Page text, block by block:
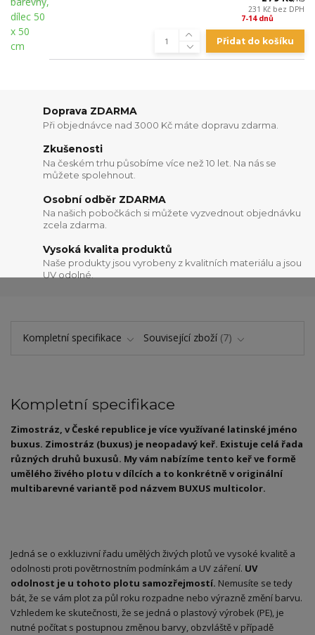
231 Kč bez DPH
7-14 dnů
Přidat do košíku
Doprava ZDARMA
Při objednávce nad 3000 Kč máte dopravu zdarma.
Zkušenosti
Na českém trhu působíme více než 10 let. Na nás se
můžete spolehnout.
Osobní odběr ZDARMA
Na našich pobočkách si můžete vyzvednout objednávku
zcela zdarma.
Vysoká kvalita produktů
Naše produkty jsou vyrobeny z kvalitních materiálu a jsou
UV odolné.
Kompletní specifikace Související zboží 7
Kompletní specifikace
Zimostráz, v České republice je více využívané latinské jméno
buxus. Zimostráz (buxus) je neopadavý keř. Existuje celá řada
různých druhů buxusů. My vám nabízíme tento keř ve formě
umělého živého plotu v dílcích a to konkrétně v originální
multibarevné variantě pod názvem BUXUS multicolor.
Jedná se o exkluzivní řadu umělých živých plotů ve vysoké kvalitě a
odolnosti proti povětrnostním podmínkám a UV záření. UV
odolnost je u tohoto plotu samozřejmostí. Nemusíte se tedy
bát, že se vám plot za půl roku rozpadne nebo výrazně změní barvu.
Vzhledem ke skutečnosti, že se jedná o plastový výrobek (PE), je
nutné počítat s postupnou změnou barvy, obzvláště v případě